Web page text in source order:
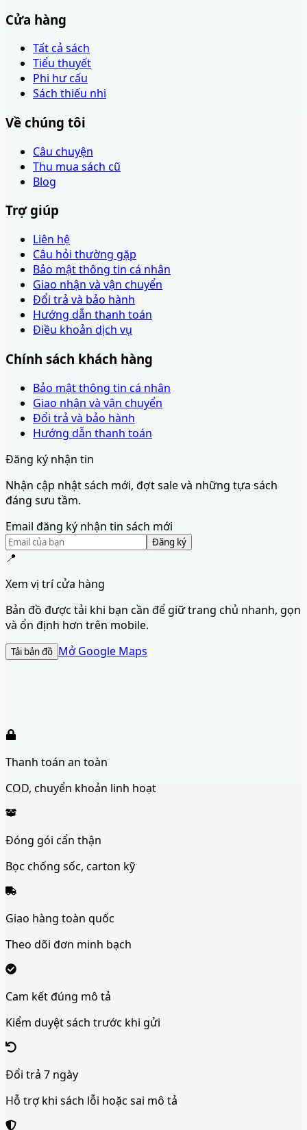
Cửa hàng
Tất cả sách
Tiểu thuyết
Phi hư cấu
Sách thiếu nhi
Về chúng tôi
Câu chuyện
Thu mua sách cũ
Blog
Trợ giúp
Liên hệ
Câu hỏi thường gặp
Bảo mật thông tin cá nhân
Giao nhận và vận chuyển
Đổi trả và bảo hành
Hướng dẫn thanh toán
Điều khoản dịch vụ
Chính sách khách hàng
Bảo mật thông tin cá nhân
Giao nhận và vận chuyển
Đổi trả và bảo hành
Hướng dẫn thanh toán
Đăng ký nhận tin
Nhận cập nhật sách mới, đợt sale và những tựa sách
đáng sưu tầm.
Email đăng ký nhận tin sách mới
Đăng ký
📍
Xem vị trí cửa hàng
Bản đồ được tải khi bạn cần để giữ trang chủ nhanh, gọn
và ổn định hơn trên mobile.
Tải bản đồ Mở Google Maps
Thanh toán an toàn
COD, chuyển khoản linh hoạt
Đóng gói cẩn thận
Bọc chống sốc, carton kỹ
Giao hàng toàn quốc
Theo dõi đơn minh bạch
Cam kết đúng mô tả
Kiểm duyệt sách trước khi gửi
Đổi trả 7 ngày
Hỗ trợ khi sách lỗi hoặc sai mô tả